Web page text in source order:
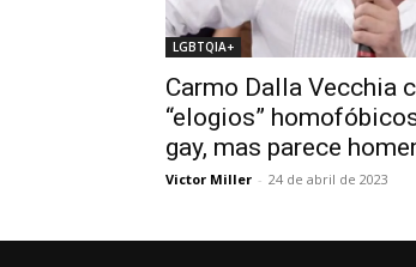
LGBTQIA+
Carmo Dalla Vecchia
“elogios”
gay, mas parece
Victor Miller - 24 de abril de 2023